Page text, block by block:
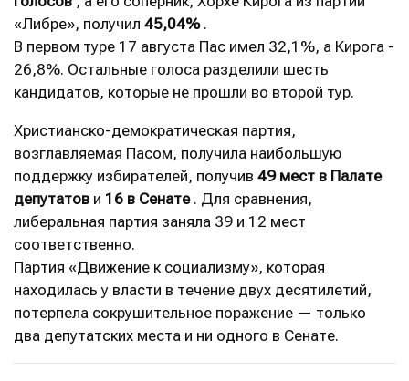
«Либре», получил 45,04%.
В первом туре 17 августа Пас имел 32,1%, а Кирога -
26,8%. Остальные голоса разделили шесть
кандидатов, которые не прошли во второй тур.
Христианско-демократическая партия,
возглавляемая Пасом, получила наибольшую
поддержку избирателей, получив 49 мест в Палате
депутатов и 16 в Сенате. Для сравнения,
либеральная партия заняла 39 и 12 мест
соответственно.
Партия «Движение к социализму», которая
находилась у власти в течение двух десятилетий,
потерпела сокрушительное поражение — только
два депутатских места и ни одного в Сенате.